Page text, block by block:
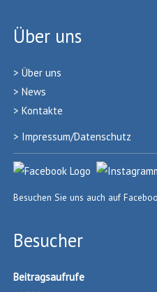
Über uns
> Über uns
> News
> Kontakte
> Impressum/Datenschutz
Besuchen Sie uns auch auf
Besucher
Beitragsaufrufe